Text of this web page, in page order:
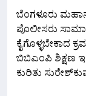
ಬೆಂಗಳೂರು
ಪೊಲೀಸರು
ಕೈಗೊಳ್ಳಬೇಕಾದ
ಬಿಬಿಎಂಪಿ ಶಿಕ್ಷಣ
ಕುರಿತು